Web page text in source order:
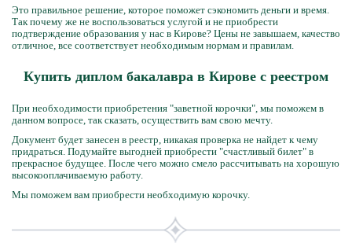
Это правильное решение, которое поможет сэкономить деньги и время.
Так почему же не воспользоваться услугой и не приобрести
подтверждение образования у нас в Кирове? Цены не завышаем, качество
отличное, все соответствует необходимым нормам и правилам.
Купить диплом бакалавра в Кирове с реестром
При необходимости приобретения "заветной корочки", мы поможем в
данном вопросе, так сказать, осуществить вам свою мечту.
Документ будет занесен в реестр, никакая проверка не найдет к чему
придраться. Подумайте выгодней приобрести "счастливый билет" в
прекрасное будущее. После чего можно смело рассчитывать на хорошую
высокооплачиваемую работу.
Мы поможем вам приобрести необходимую корочку.